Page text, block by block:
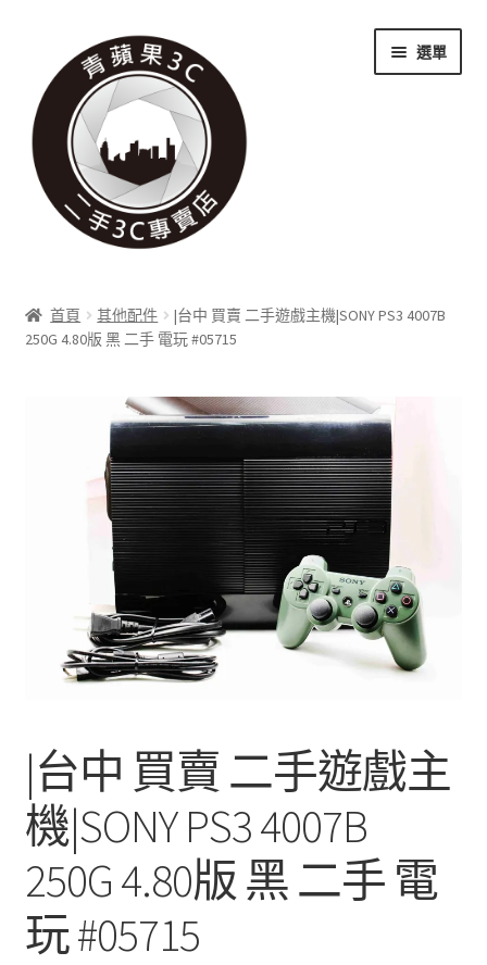
導
覽
列
主
要
內
容
選單
實體門市
科技新消息
首頁 其他配件
|台中 買賣 二手遊戲主機|SONY PS3 4007B
250G 4.80版 黑 二手 電玩 #05715
|台中 買賣 二手遊戲主
機|SONY PS3 4007B
250G 4.80版 黑 二手 電
玩 #05715